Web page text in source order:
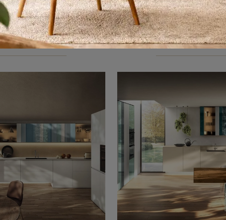
Project 04
Cerchi una cucina Arrital? Il modello Ak Project 04 in laminato ti aspetta nel nostro negozio di Cucine Design con isola.
Ak Project